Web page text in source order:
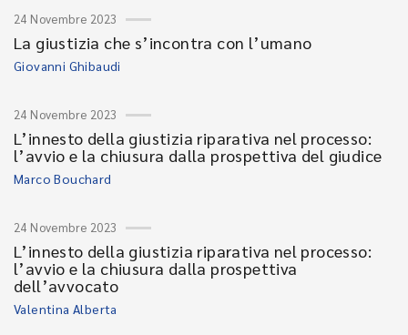
24 Novembre 2023
La giustizia che s’incontra con l’umano
Giovanni Ghibaudi
24 Novembre 2023
L’innesto della giustizia riparativa nel processo:
l’avvio e la chiusura dalla prospettiva del giudice
Marco Bouchard
24 Novembre 2023
L’innesto della giustizia riparativa nel processo:
l’avvio e la chiusura dalla prospettiva
dell’avvocato
Valentina Alberta